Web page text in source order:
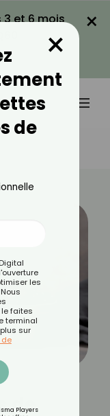
3 et 6 mois
×
de
de
×
les
faites
terminal
sur
Players